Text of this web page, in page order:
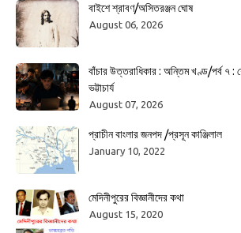
বাইশে শ্রাবণ/অসিতরঞ্জন ঘোষ
August 06, 2026
বাঁচার উত্তরাধিকার : অন্তিম খণ্ড/পর্ব ৭
ভট্টাচার্য
August 07, 2026
প্রাচীন বাংলার জনপদ /প্রসূন কাঞ্জিলাল
January 10, 2022
মেদিনীপুরের বিজ্ঞানীদের কথা
August 15, 2020